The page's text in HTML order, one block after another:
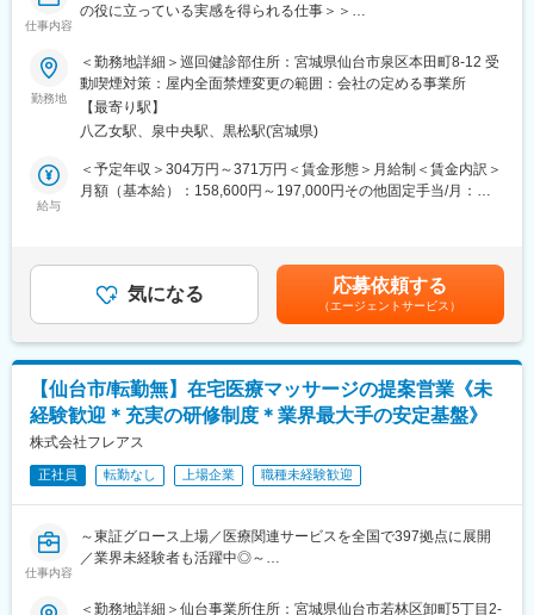
仕事内容
の役に立っている実感を得られる仕事＞＞
■業務内容：
【総務・庶務】
・健診材料の在庫管理及び発注業務
・建物設備や車両の維持管理
・出張時の宿泊手配
・各種申請書類の確認および提出
・電話対応および来客対応
・出納業務の実施
・求人、採用、雇用契約に係る手続き
・派遣手続きの調整と運用
・スタッフの勤怠管理
・スタッフ教育研修の企画・運営
現在は、女性3名、男性2名の5名体制になります。
・内勤中心の業務で落ち着いて集中できる職場環境
・部内外との連携や教育・研修を通じて、責任感・達成感・スキ
・医療関連の業務を通じて、地域の方々の健康をサポートし社会
勤務地
＜勤務地詳細＞巡回健診部住所：宮城県仙台市泉区本田町8-12 受
動喫煙対策：屋内全面禁煙変更の範囲：会社の定める事業所
【最寄り駅】
八乙女駅、泉中央駅、黒松駅(宮城県)
給与
＜予定年収＞304万円～371万円＜賃金形態＞月給制＜賃金内訳＞
月額（基本給）：158,600円～197,000円その他固定手当/月：
月） ※計4.5ヶ月分（前年度実績）■処遇改善手当：5,110 円■ベー
スアップ手当：14,700円賃金はあくまでも目安の金額であり、選
考を通じて上下する可能性があります。月給(月額)は固定手当を含
めた表記です。
気になる 応募依頼する
（エージェントサービス）
【仙台市/転勤無】在宅医療マッサージの提案営業《未
経験歓迎＊充実の研修制度＊業界最大手の安定基盤》
株式会社フレアス
正社員 転勤なし 上場企業 職種未経験歓迎
仕事内容
～東証グロース上場／医療関連サービスを全国で397拠点に展開
／業界未経験者も活躍中◎～
＼おすすめポイント／
＜勤務地詳細＞仙台事業所住所：宮城県仙台市若林区卸町5丁目2-